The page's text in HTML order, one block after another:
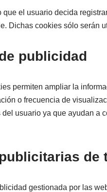
que el usuario decida
Dichas cookies sólo serán
publicidad
permiten ampliar la
o frecuencia de
usuario ya que ayudan a
de
gestionada por las